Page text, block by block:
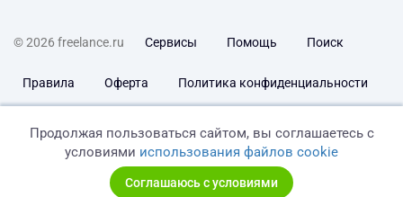
© 2026 freelance.ru Сервисы Помощь Поиск
Правила Оферта Политика конфиденциальности
Продолжая пользоваться сайтом, вы соглашаетесь с
условиями использования файлов cookie
Соглашаюсь с условиями